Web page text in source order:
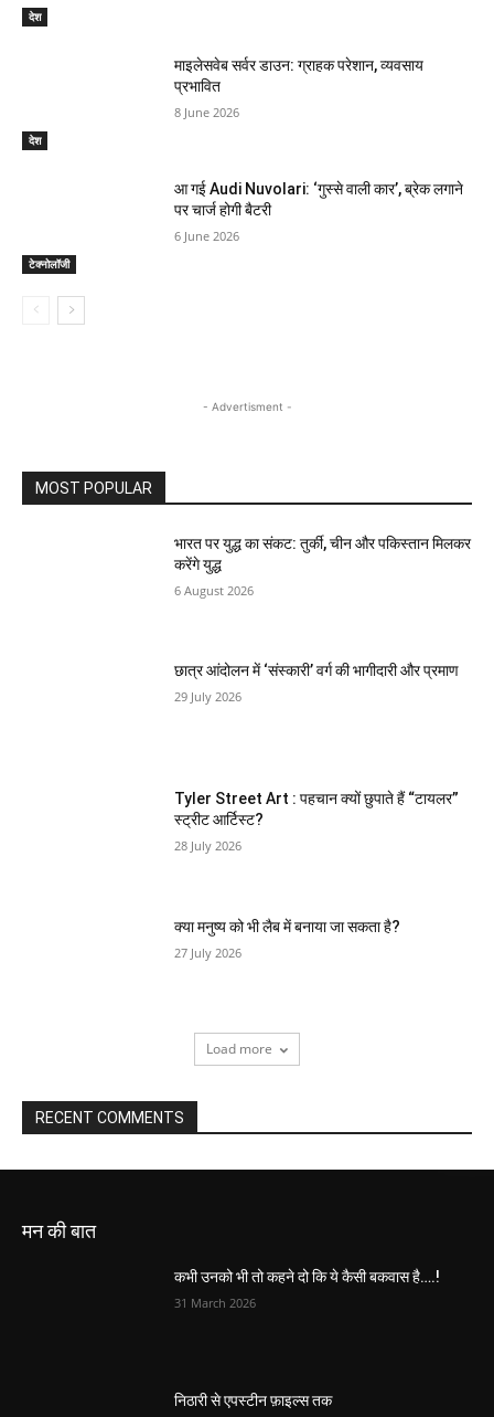
देश
देश
माइलेसवेब सर्वर डाउन: ग्राहक परेशान, व्यवसाय
प्रभावित
8 June 2026
टेक्नोलॉजी
आ गई Audi Nuvolari: ‘गुस्से वाली कार’, ब्रेक लगाने
पर चार्ज होगी बैटरी
6 June 2026
- Advertisment -
MOST POPULAR
भारत पर युद्ध का संकट: तुर्की, चीन और पकिस्तान मिलकर
करेंगे युद्ध
6 August 2026
छात्र आंदोलन में ‘संस्कारी’ वर्ग की भागीदारी और प्रमाण
29 July 2026
Tyler Street Art : पहचान क्यों छुपाते हैं “टायलर”
स्ट्रीट आर्टिस्ट?
28 July 2026
क्या मनुष्य को भी लैब में बनाया जा सकता है?
27 July 2026
Load more
RECENT COMMENTS
मन की बात
कभी उनको भी तो कहने दो कि ये कैसी बकवास है….!
31 March 2026
निठारी से एपस्टीन फ़ाइल्स तक